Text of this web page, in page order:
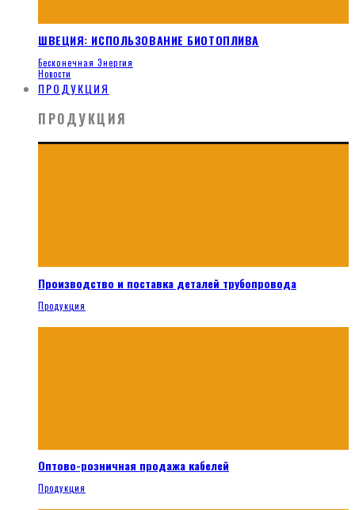
ШВЕЦИЯ: ИСПОЛЬЗОВАНИЕ БИОТОПЛИВА
Бесконечная Энергия
Новости
ПРОДУКЦИЯ
ПРОДУКЦИЯ
Производство и поставка деталей трубопровода
Продукция
Оптово-розничная продажа кабелей
Продукция